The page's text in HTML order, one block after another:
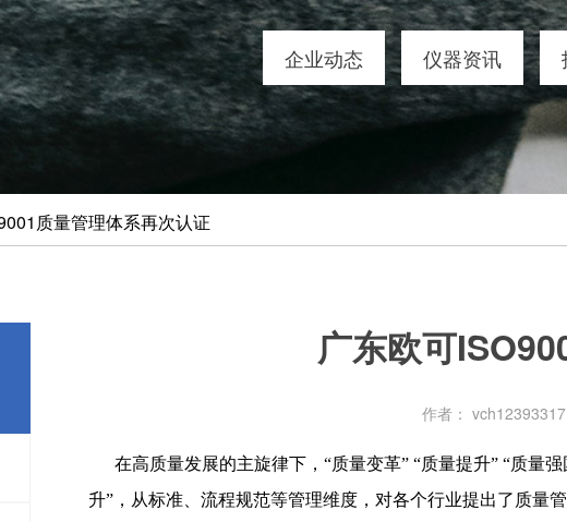
企业动态 仪器资讯
质量管理体系再次认证
广东欧可
作者： vch12393317
在高质量发展的主旋律下，“质量变革” “质量提升” “质量
升”，从标准、流程规范等管理维度，对各个行业提出了质量